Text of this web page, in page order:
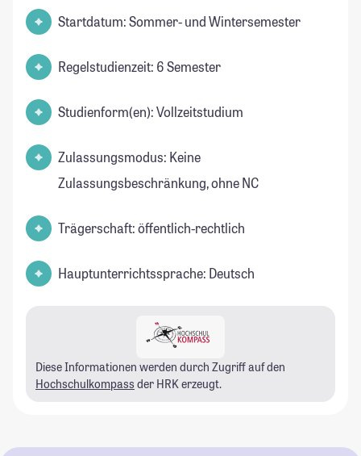
Startdatum: Sommer- und Wintersemester
Regelstudienzeit: 6 Semester
Studienform(en): Vollzeitstudium
Zulassungsmodus: Keine
Zulassungsbeschränkung, ohne NC
Trägerschaft: öffentlich-rechtlich
Hauptunterrichtssprache: Deutsch
Diese Informationen werden durch Zugriff auf den
Hochschulkompass der HRK erzeugt.